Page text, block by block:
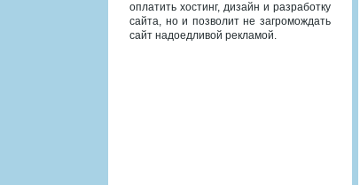
оплатить хостинг, дизайн и разработку
сайта, но и позволит не загромождать
сайт надоедливой рекламой.